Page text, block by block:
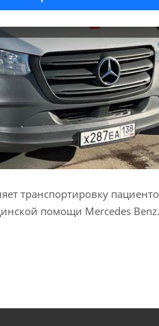
транспортировку
помощи Mercedes Benz.